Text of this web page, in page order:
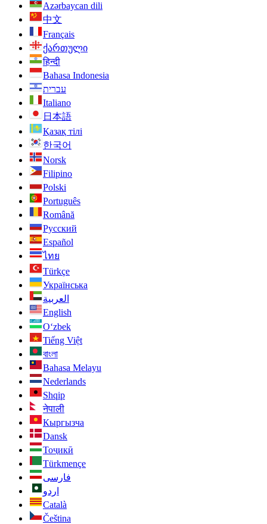
Azərbaycan dili
中文
Français
ქართული
हिन्दी
Bahasa Indonesia
עברית
Italiano
日本語
Қазақ тілі
한국어
Norsk
Filipino
Polski
Português
Română
Русский
Español
ไทย
Türkçe
Українська
العربية
English
O‘zbek
Tiếng Việt
বাংলা
Bahasa Melayu
Nederlands
Shqip
नेपाली
Кыргызча
Dansk
Тоҷикӣ
Türkmençe
فارسی
اردو
Català
Čeština